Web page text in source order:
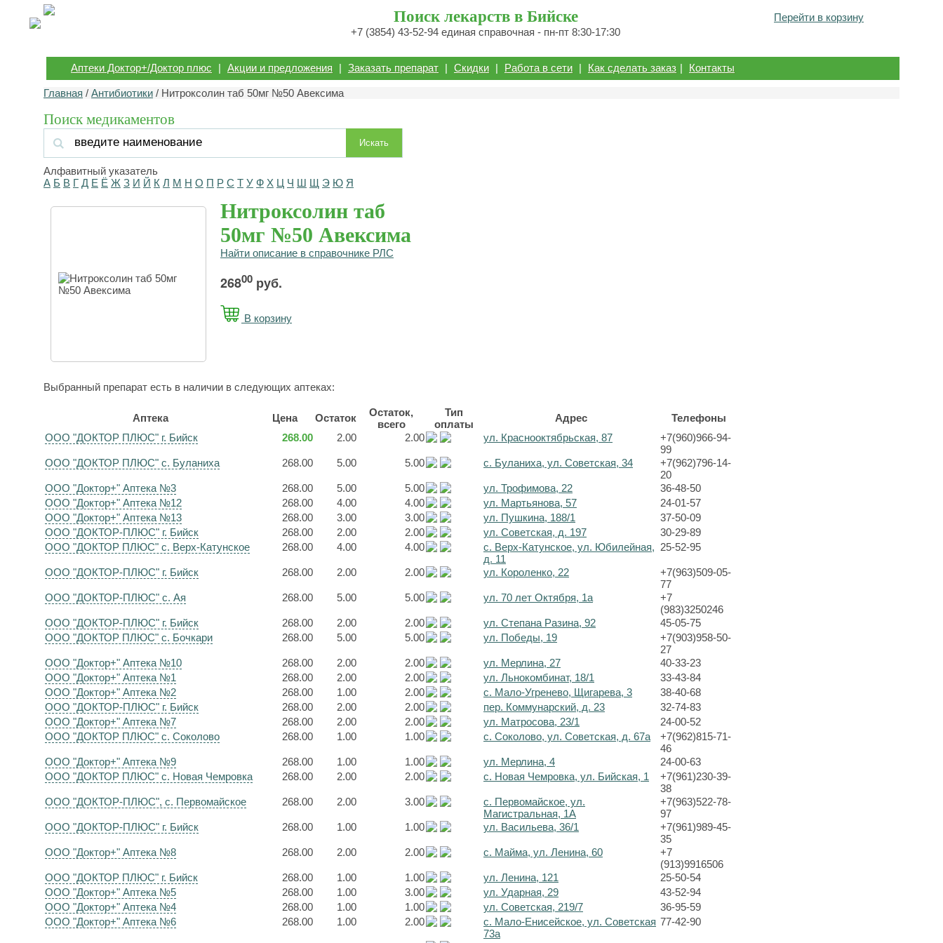
Поиск лекарств в Бийске
+7 (3854) 43-52-94 единая справочная - пн-пт 8:30-17:30
Перейти в корзину
Аптеки Доктор+/Доктор плюс | Акции и предложения | Заказать препарат | Скидки | Работа в сети | Как сделать заказ | Контакты
Главная / Антибиотики / Нитроксолин таб 50мг №50 Авексима
Поиск медикаментов
Искать
Алфавитный указатель
А Б В Г Д Е Ё Ж З И Й К Л М Н О П Р С Т У Ф Х Ц Ч Ш Щ Э Ю Я
Нитроксолин таб
50мг №50 Авексима
Найти описание в справочнике РЛС
26800 руб.
В корзину
Выбранный препарат есть в наличии в следующих аптеках:
Аптека Цена Остаток
Остаток,
всего
Тип
оплаты
Адрес
Телефоны
ООО "ДОКТОР ПЛЮС" г. Бийск
268.00 2.00 2.00 ул. Краснооктябрьская, 87
+7(960)966-94-
99
ООО "ДОКТОР ПЛЮС" с. Буланиха
268.00 5.00 5.00 с. Буланиха, ул. Советская, 34
+7(962)796-14-
20
ООО "Доктор+" Аптека №3
268.00 5.00 5.00 ул. Трофимова, 22
36-48-50
ООО "Доктор+" Аптека №12
268.00 4.00 4.00 ул. Мартьянова, 57
24-01-57
ООО "Доктор+" Аптека №13
268.00 3.00 3.00 ул. Пушкина, 188/1
37-50-09
ООО "ДОКТОР-ПЛЮС" г. Бийск
268.00 2.00 2.00 ул. Советская, д. 197
30-29-89
ООО "ДОКТОР ПЛЮС" с. Верх-Катунское
268.00 4.00 4.00
с. Верх-Катунское, ул. Юбилейная,
д. 11
25-52-95
ООО "ДОКТОР-ПЛЮС" г. Бийск 268.00 2.00 2.00 ул. Короленко, 22
+7(963)509-05-
77
ООО "ДОКТОР-ПЛЮС" с. Ая
268.00 5.00 5.00 ул. 70 лет Октября, 1а
+7
(983)3250246
ООО "ДОКТОР-ПЛЮС" г. Бийск
268.00 2.00 2.00 ул. Степана Разина, 92
45-05-75
ООО "ДОКТОР ПЛЮС" с. Бочкари
268.00 5.00 5.00 ул. Победы, 19
+7(903)958-50-
27
ООО "Доктор+" Аптека №10
268.00 2.00 2.00 ул. Мерлина, 27
40-33-23
ООО "Доктор+" Аптека №1
268.00 2.00 2.00 ул. Льнокомбинат, 18/1
33-43-84
ООО "Доктор+" Аптека №2
268.00 1.00 2.00 с. Мало-Угренево, Щигарева, 3
38-40-68
ООО "ДОКТОР-ПЛЮС" г. Бийск
268.00 2.00 2.00 пер. Коммунарский, д. 23
32-74-83
ООО "Доктор+" Аптека №7
268.00 2.00 2.00 ул. Матросова, 23/1
24-00-52
ООО "ДОКТОР ПЛЮС" с. Соколово
268.00 1.00 1.00 с. Соколово, ул. Советская, д. 67а
+7(962)815-71-
46
ООО "Доктор+" Аптека №9
268.00 1.00 1.00 ул. Мерлина, 4
24-00-63
ООО "ДОКТОР ПЛЮС" с. Новая Чемровка
268.00 2.00 2.00 с. Новая Чемровка, ул. Бийская, 1
+7(961)230-39-
38
ООО "ДОКТОР-ПЛЮС", с. Первомайское
268.00 2.00 3.00
с. Первомайское, ул.
Магистральная, 1А
+7(963)522-78-
97
ООО "ДОКТОР-ПЛЮС" г. Бийск
268.00 1.00 1.00 ул. Васильева, 36/1
+7(961)989-45-
35
ООО "Доктор+" Аптека №8
268.00 2.00 2.00 с. Майма, ул. Ленина, 60
+7
(913)9916506
ООО "ДОКТОР ПЛЮС" г. Бийск
268.00 1.00 1.00 ул. Ленина, 121
25-50-54
ООО "Доктор+" Аптека №5
268.00 1.00 3.00 ул. Ударная, 29
43-52-94
ООО "Доктор+" Аптека №4
268.00 1.00 1.00 ул. Советская, 219/7
36-95-59
ООО "Доктор+" Аптека №6
268.00 1.00 2.00
с. Мало-Енисейское, ул. Советская
73а
77-42-90